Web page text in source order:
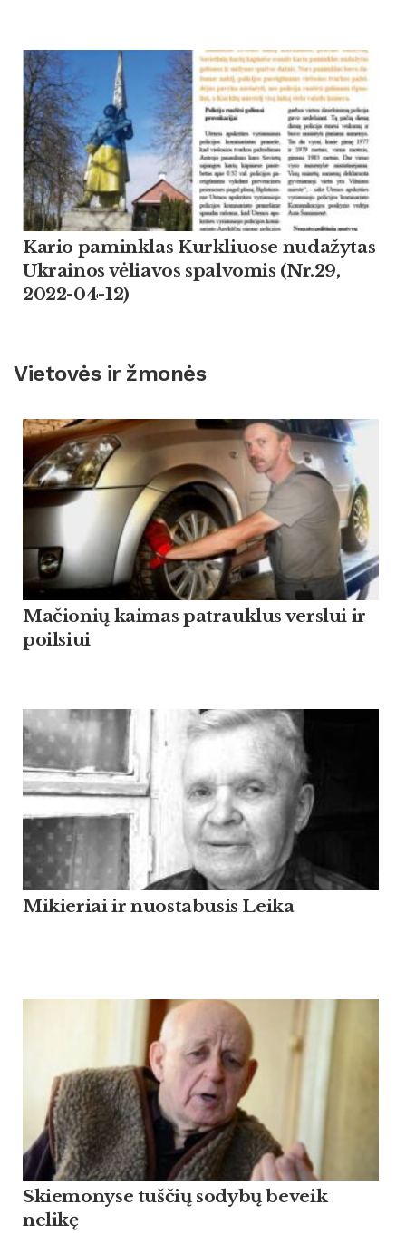
Kario paminklas Kurkliuose nudažytas
Ukrainos vėliavos spalvomis (Nr.29,
2022-04-12)
Vietovės ir žmonės
Mačionių kaimas patrauklus verslui ir
poilsiui
Mikieriai ir nuostabusis Leika
Skiemonyse tuščių sodybų beveik
nelikę